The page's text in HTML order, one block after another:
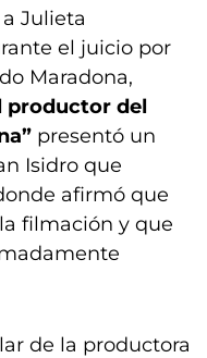
Julieta
el juicio por
Maradona,
productor del
presentó un
Isidro que
afirmó que
filmación y que
de la productora